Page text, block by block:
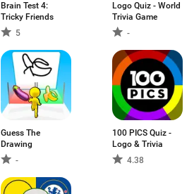
Brain Test 4:
Tricky Friends
5
Logo Quiz - World
Trivia Game
-
Guess The
Drawing
-
100 PICS Quiz -
Logo & Trivia
4.38